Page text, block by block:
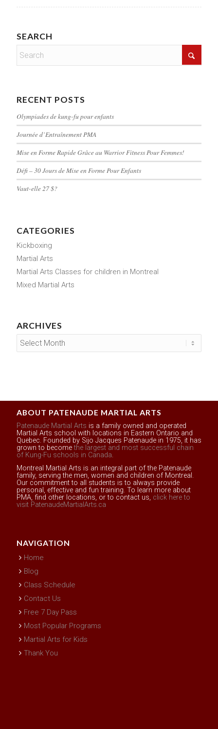
SEARCH
RECENT POSTS
Olympiades de kung-fu pour enfants
Journée d’Entraînement PMA
Mise en Forme Rapide Grâce au Warrior Fitness Pour Femmes!
Défi – 30 Jours de Mise en Forme Pour Enfants
Vaut-elle 27 $?
CATEGORIES
Kickboxing
Martial Arts
Martial Arts Classes for children in Montreal
Mixed Martial Arts
ARCHIVES
ABOUT PATENAUDE MARTIAL ARTS
Patenaude Martial Arts is a family owned and operated
Martial Arts school with locations in Eastern Ontario and
Quebec. Founded by Sijo Jacques Patenaude in 1975, it has
grown to becomethe largest and most successful chain
of Kung-Fu schools in Canada.
Montreal Martial Arts is an integral part of the Patenaude
family, serving the men, women and children of Montreal.
Our commitment to all students is to always provide
personal, effective and fun training. To learn more about
PMA, find other locations, or to contact us, click here to
visit PatenaudeMartialArts.ca
NAVIGATION
Home
Blog
Class Schedule
Contact Us
Free 7 Day Pass
Most Popular Programs
Martial Arts for Kids
Thank You